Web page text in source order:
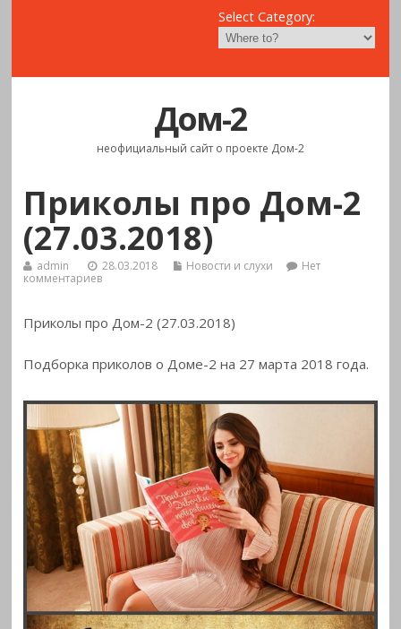
Select Category:
Дом-2
неофициальный сайт о проекте Дом-2
Приколы про Дом-2
(27.03.2018)
admin 28.03.2018 Новости и слухи
Нет
комментариев
Приколы про Дом-2 (27.03.2018)
Подборка приколов о Доме-2 на 27 марта 2018года.